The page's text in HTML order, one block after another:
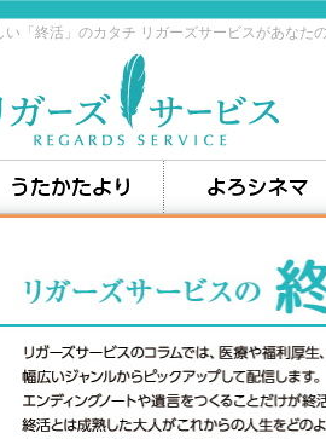
い「終活」のカタチ リガーズサービスがあなた